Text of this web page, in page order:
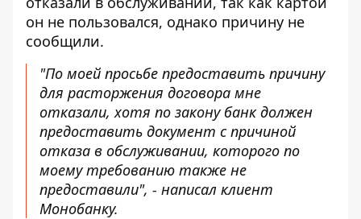
он не пользовался, однако причину не
сообщили.
"По моей просьбе предоставить причину
для расторжения договора мне
отказали, хотя по закону банк должен
предоставить документ с причиной
отказа в обслуживании, которого по
моему требованию также не
предоставили", - написал клиент
Монобанку.